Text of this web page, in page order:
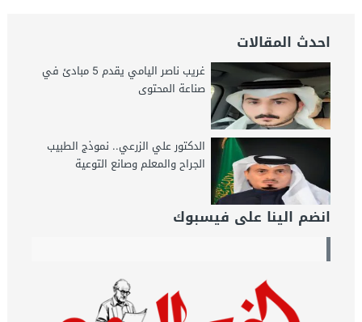
احدث المقالات
غريب ناصر اليامي يقدم 5 مبادئ في
صناعة المحتوى
الدكتور علي الزرعي.. نموذج الطبيب
الجراح والمعلم وصانع التوعية
انضم الينا على فيسبوك